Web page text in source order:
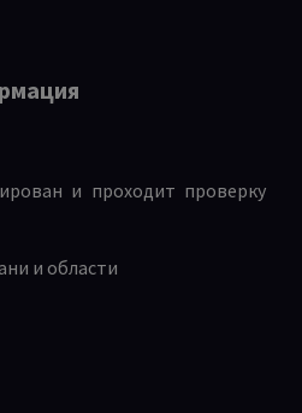
и проходит проверку
и области